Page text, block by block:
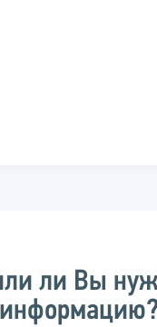
ли Вы